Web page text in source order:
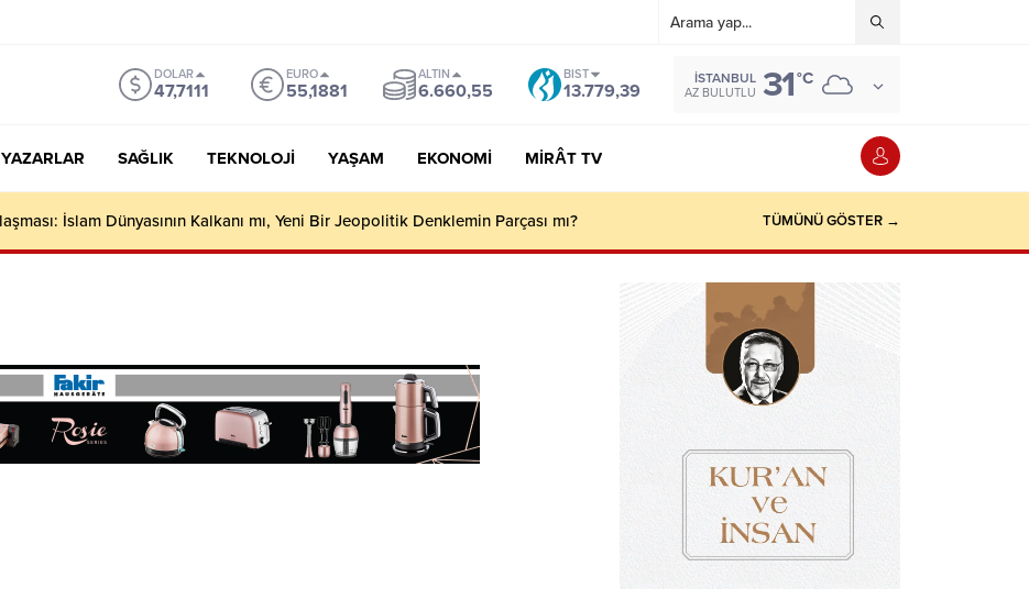
DOLAR
47,7111
EURO
55,1881
ALTIN
6.660,55
BIST
13.779,39
İSTANBUL
AZ BULUTLU 31°C
YAZARLAR SAĞLIK TEKNOLOJI YAŞAM EKONOMI MIRÂT TV
İslam Dünyasının Kalkanı mı, Yeni Bir Jeopolitik Denklemin Parçası mı? TÜMÜNÜ GÖSTER →